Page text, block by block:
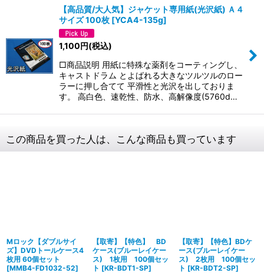
【高品質/大人気】ジャケット専用紙(光沢紙) Ａ４
サイズ 100枚 [YCA4-135g]
1,100円(税込)
□商品説明 用紙に特殊な薬剤をコーティングし、
キャストドラム とよばれる大きなツルツルのロー
ラーに押し合てて 平滑性と光沢を出しておりま
す。 高白色、速乾性、防水、高解像度(5760d…
この商品を買った人は、こんな商品も買っています
Mロック【ダブルサイ
ズ】DVDトールケース4
枚用 60個セット
[MMB4-FD1032-52]
【取寄】【特色】 BD
ケース(ブルーレイケー
ス) 1枚用 100個セッ
ト [KR-BDT1-SP]
【取寄】【特色】BDケ
ース(ブルーレイケー
ス) 2枚用 100個セッ
ト [KR-BDT2-SP]